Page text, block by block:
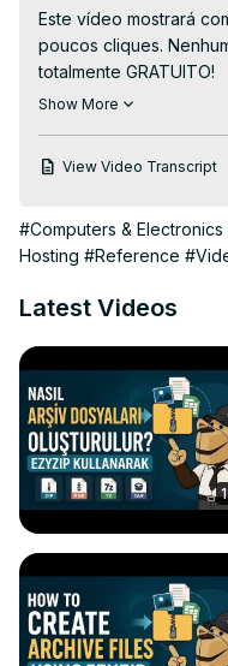
Este vídeo mostrará
poucos cliques.
totalmente GRATUITO!
acesse: https://
abrir a escolha de
conteúdos do ficheiro
2. Clique no ícone
TWITTER: https://
Show More
View Video Transcript
#Computers & Electronics
Hosting #Reference
Latest Videos